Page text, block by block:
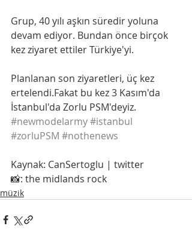
Grup, 40 yılı aşkın süredir yoluna
devam ediyor. Bundan önce birçok
kez ziyaret ettiler Türkiye'yi.
Planlanan son ziyaretleri, üç kez
ertelendi.Fakat bu kez 3 Kasım'da
İstanbul'da Zorlu PSM'deyiz.
#newmodelarmy#istanbul
#zorluPSM #nothenews
Kaynak: CanSertoglu | twitter
📸: the midlands rock
müzik